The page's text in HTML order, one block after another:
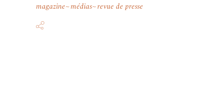
magazine médias revue de presse